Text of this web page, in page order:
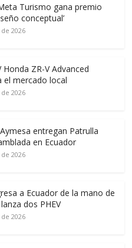
Turismo gana premio
conceptual’
2026
Honda ZR-V Advanced
el mercado local
2026
entregan Patrulla
en Ecuador
2026
a Ecuador de la mano de
dos PHEV
2026